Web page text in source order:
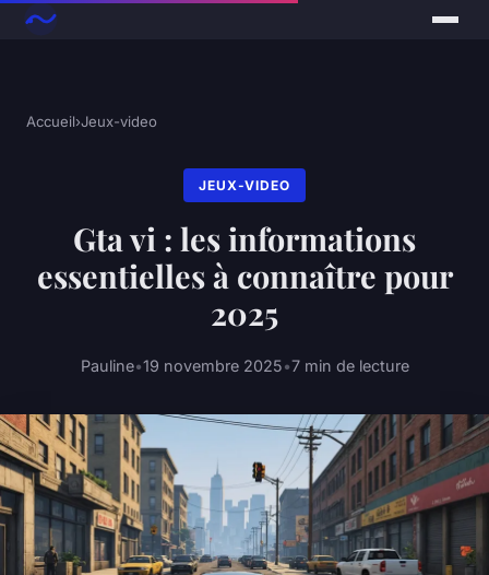
Accueil›Jeux-video
JEUX-VIDEO
Gta vi : les informations
essentielles à connaître pour
2025
Pauline•19 novembre 2025•7 min de lecture